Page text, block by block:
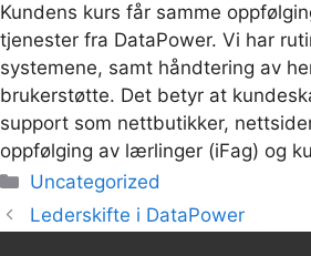
Kundens kurs får samme
tjenester fra DataPower. Vi har
systemene, samt håndtering av
brukerstøtte. Det betyr at
support som nettbutikker,
oppfølging av lærlinger (iFag) og
Kategorier
Uncategorized
Lederskifte i DataPower